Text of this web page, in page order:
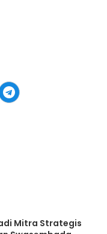
Mitra Strategis